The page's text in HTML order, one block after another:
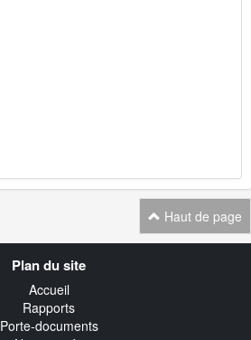
Haut de page
Plan du site
Accueil
Rapports
Porte-documents